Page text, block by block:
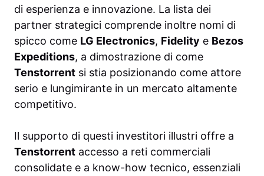
di esperienza e innovazione. La lista dei
partner strategici comprende inoltre nomi di
spicco come LG Electronics, Fidelity e Bezos
Expeditions, a dimostrazione di come
Tenstorrent si stia posizionando come attore
serio e lungimirante in un mercato altamente
competitivo.
Il supporto di questi investitori illustri offre a
Tenstorrent accesso a reti commerciali
consolidate e a know-how tecnico, essenziali